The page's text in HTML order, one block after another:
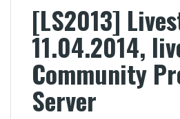
[LS2013]
11.04.2014,
Community
Server